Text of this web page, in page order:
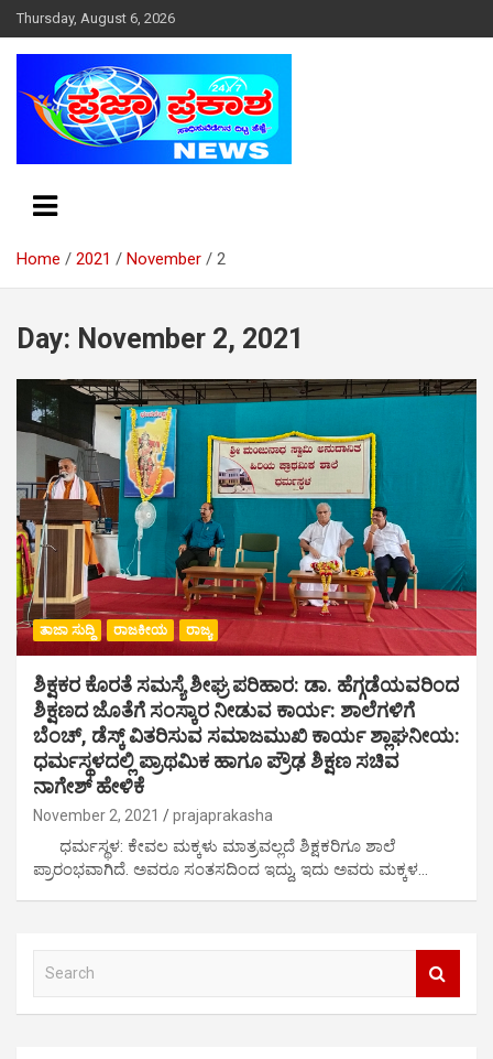
k
t
Thursday, August 6, 2026
Home 2021 November 2
Day: November 2, 2021
ತಾಜಾ ಸುದ್ದಿ ರಾಜಕೀಯ ರಾಜ್ಯ
ಶಿಕ್ಷಕರ ಕೊರತೆ ‌ಸಮಸ್ಯೆ ಶೀಘ್ರ ಪರಿಹಾರ: ಡಾ.‌ ಹೆಗ್ಗಡೆಯವರಿಂದ
ಶಿಕ್ಷಣದ ಜೊತೆಗೆ ಸಂಸ್ಕಾರ ‌ನೀಡುವ ಕಾರ್ಯ: ಶಾಲೆಗಳಿಗೆ
ಬೆಂಚ್, ಡೆಸ್ಕ್ ವಿತರಿಸುವ ಸಮಾಜಮುಖಿ ಕಾರ್ಯ ಶ್ಲಾಘನೀಯ:
ಧರ್ಮಸ್ಥಳದಲ್ಲಿ ಪ್ರಾಥಮಿಕ ಹಾಗೂ ಪ್ರೌಢ ಶಿಕ್ಷಣ ಸಚಿವ
ನಾಗೇಶ್ ಹೇಳಿಕೆ
November 2, 2021 prajaprakasha
ಧರ್ಮಸ್ಥಳ: ಕೇವಲ ಮಕ್ಕಳು ಮಾತ್ರವಲ್ಲದೆ ಶಿಕ್ಷಕರಿಗೂ ಶಾಲೆ
ಪ್ರಾರಂಭವಾಗಿದೆ. ಅವರೂ ಸಂತಸದಿಂದ ಇದ್ದು, ಇದು ಅವರು ಮಕ್ಕಳ…